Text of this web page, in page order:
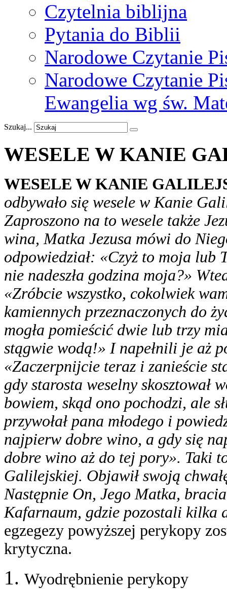
Czytelnia biblijna
Pytania do Biblii
Narodowe Czytanie
Narodowe Czytanie
Ewangelia wg św.
Szukaj...
WESELE W KANIE
WESELE W KANIE
odbywało się wesele w Kanie
Zaproszono na to wesele także
wina, Matka Jezusa mówi do
odpowiedział: «Czyż to moja lub
nie nadeszła godzina moja?»
«Zróbcie wszystko, cokolwiek
kamiennych przeznaczonych do
mogła pomieścić dwie lub trzy
stągwie wodą!» I napełnili je aż
«Zaczerpnijcie teraz i zanieście
gdy starosta weselny skosztował
bowiem, skąd ono pochodzi, ale
przywołał pana młodego i
najpierw dobre wino, a gdy się
dobre wino aż do tej pory». Taki
Galilejskiej. Objawił swoją
Następnie On, Jego Matka,
Kafarnaum, gdzie pozostali kilka
egzegezy powyższej perykopy
krytyczna.
Wyodrębnienie perykopy